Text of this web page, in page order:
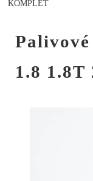
KOMPLET
1.8 1.8T